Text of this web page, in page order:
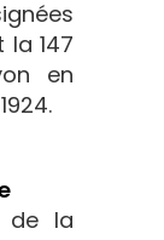
147
en
de la